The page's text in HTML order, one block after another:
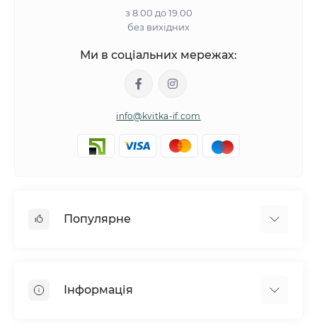
з 8.00 до 19.00
без вихідних
Ми в соціальних мережах:
info@kvitka-if.com
Популярне
Вазони
Інформація